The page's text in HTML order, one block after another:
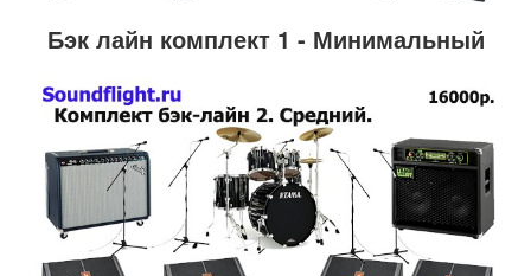
Бэк лайн комплект 1 - Минимальный